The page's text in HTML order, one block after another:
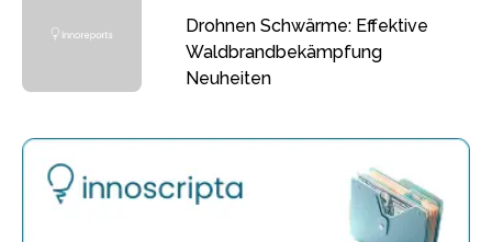
Drohnen Schwärme: Effektive
Waldbrandbekämpfung
Neuheiten